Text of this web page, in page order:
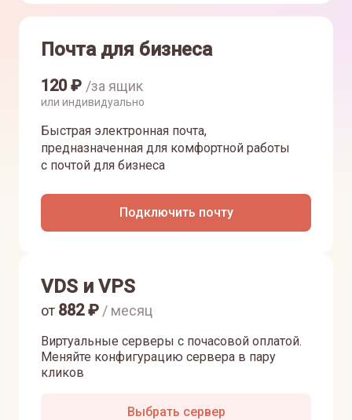
Почта для бизнеса
120₽ /за ящик
или индивидуально
Быстрая электронная почта,
предназначенная для комфортной работы
с почтой для бизнеса
Подключить почту
VDS и VPS
Виртуальные серверы с почасовой оплатой.
Меняйте конфигурацию сервера в пару
кликов
от 882₽ / месяц
Выбрать сервер